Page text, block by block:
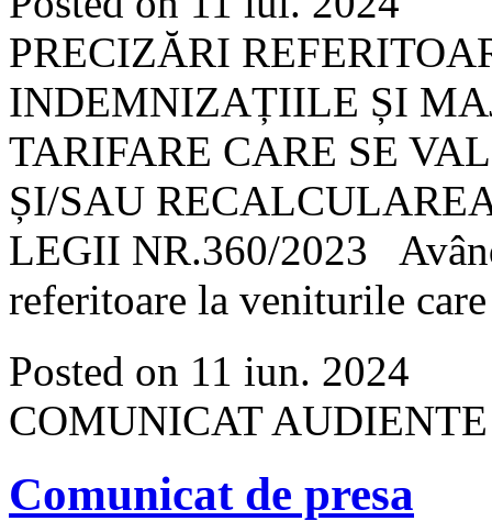
PRECIZĂRI
INDEMNIZAȚIILE ȘI
TARIFARE CARE SE
ȘI/SAU
LEGII NR.360/2023
referitoare la veniturile
Posted on 11 iun. 2024
COMUNICAT
Comunicat de presa